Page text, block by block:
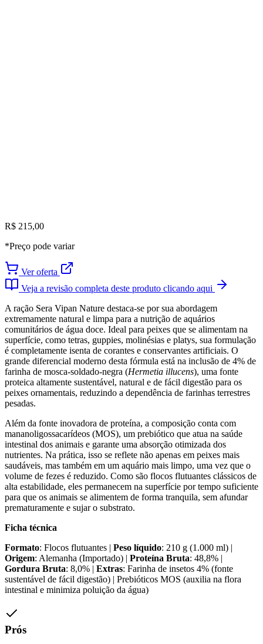
R$ 215,00
*Preço pode variar
Ver oferta
Veja a revisão completa deste produto clicando aqui
A ração Sera Vipan Nature destaca-se por sua abordagem
extremamente natural e limpa para a nutrição de aquários
comunitários de água doce. Ideal para peixes que se alimentam na
superfície, como tetras, guppies, molinésias e platys, sua formulação
é completamente isenta de corantes e conservantes artificiais. O
grande diferencial moderno desta fórmula está na inclusão de 4% de
farinha de mosca-soldado-negra (Hermetia illucens), uma fonte
proteica altamente sustentável, natural e de fácil digestão para os
peixes ornamentais, reduzindo a dependência de farinhas terrestres
pesadas.
Além da fonte inovadora de proteína, a composição conta com
mananoligossacarídeos (MOS), um prebiótico que atua na saúde
intestinal dos animais e garante uma absorção otimizada dos
nutrientes. Na prática, isso se reflete não apenas em peixes mais
saudáveis, mas também em um aquário mais limpo, uma vez que o
volume de fezes é reduzido. Como são flocos flutuantes clássicos de
alta estabilidade, eles permanecem na superfície por tempo suficiente
para que os animais se alimentem de forma tranquila, sem afundar
prematuramente e sujar o substrato.
Ficha técnica
Formato: Flocos flutuantes | Peso líquido: 210 g (1.000 ml) |
Origem: Alemanha (Importado) | Proteína Bruta: 48,8% |
Gordura Bruta: 8,0% | Extras: Farinha de insetos 4% (fonte
sustentável de fácil digestão) | Prebióticos MOS (auxilia na flora
intestinal e minimiza poluição da água)
Prós